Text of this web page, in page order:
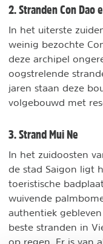
2. Stranden Con Dao
In het uiterste
weinig bezochte
deze archipel
oogstrelende
jaren staan deze
volgebouwd met
3. Strand Mui Ne
In het zuidoosten
de stad Saigon ligt
toeristische
wuivende
authentiek
beste stranden in
op regen. Er is van